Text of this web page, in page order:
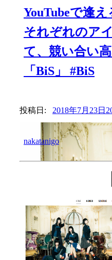
YouTubeで逢え
それぞれのア
て、競い合い
「BiS」 #BiS
投稿日: 2018年7月23日
nakatanigo